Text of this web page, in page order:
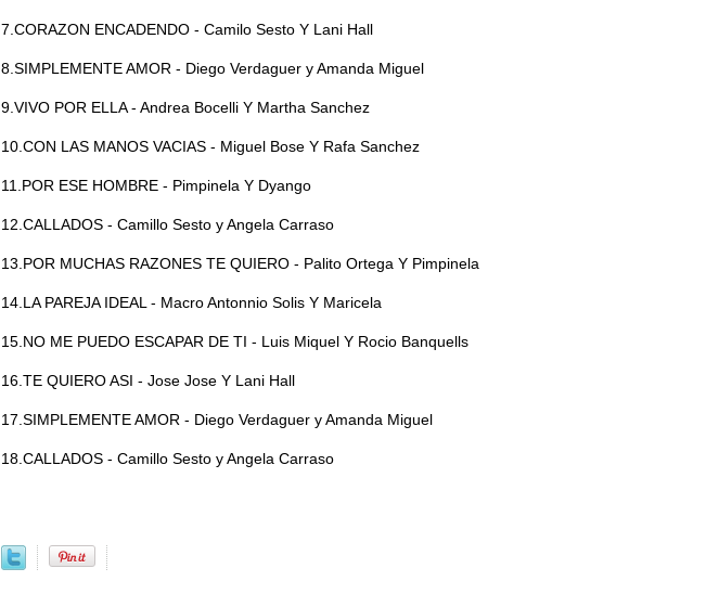
7.CORAZON ENCADENDO - Camilo Sesto Y Lani Hall
8.SIMPLEMENTE AMOR - Diego Verdaguer y Amanda Miguel
9.VIVO POR ELLA - Andrea Bocelli Y Martha Sanchez
10.CON LAS MANOS VACIAS - Miguel Bose Y Rafa Sanchez
11.POR ESE HOMBRE - Pimpinela Y Dyango
12.CALLADOS - Camillo Sesto y Angela Carraso
13.POR MUCHAS RAZONES TE QUIERO - Palito Ortega Y Pimpinela
14.LA PAREJA IDEAL - Macro Antonnio Solis Y Maricela
15.NO ME PUEDO ESCAPAR DE TI - Luis Miquel Y Rocio Banquells
16.TE QUIERO ASI - Jose Jose Y Lani Hall
17.SIMPLEMENTE AMOR - Diego Verdaguer y Amanda Miguel
18.CALLADOS - Camillo Sesto y Angela Carraso